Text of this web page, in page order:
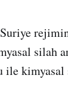
silah
ile